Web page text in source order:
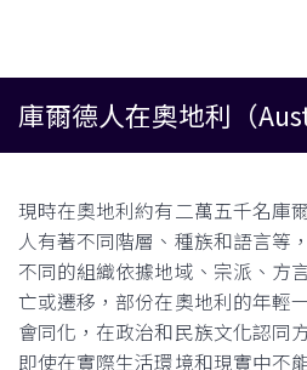
庫爾德人在奧地利（
現時在奧地利約有二萬五千名庫
人有著不同階層、種族和語言等
不同的組織依據地域、宗派、方
亡或遷移，部份在奧地利的年輕
會同化，在政治和民族文化認同
即使在實際生活環境和現實中不